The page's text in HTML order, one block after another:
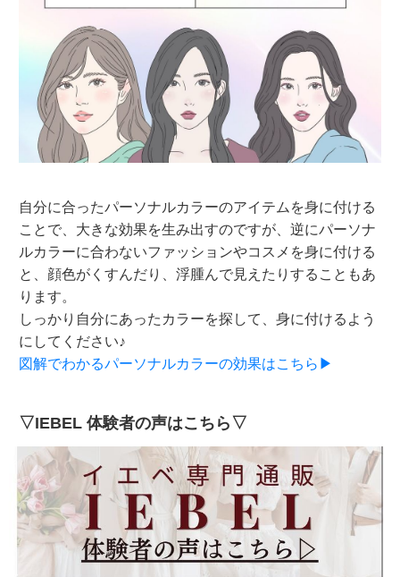
自分に合ったパーソナルカラーのアイテムを身に付ける
ことで、大きな効果を生み出すのですが、逆にパーソナ
ルカラーに合わないファッションやコスメを身に付ける
と、顔色がくすんだり、浮腫んで見えたりすることもあ
ります。
しっかり自分にあったカラーを探して、身に付けるよう
にしてください♪
図解でわかるパーソナルカラーの効果はこちら▶
▽IEBEL 体験者の声はこちら▽